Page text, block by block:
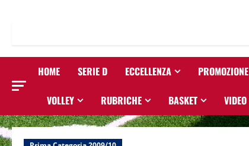
HOME SERIE D ECCELLENZA PROMOZIONE
VOLLEY RUBRICHE BASKET VIDEO